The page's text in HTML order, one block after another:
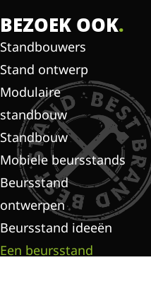
BEZOEK OOK.
Standbouwers
Stand ontwerp
Modulaire
standbouw
Standbouw
Mobiele beursstands
Beursstand
ontwerpen
Beursstand ideeën
Een beursstand